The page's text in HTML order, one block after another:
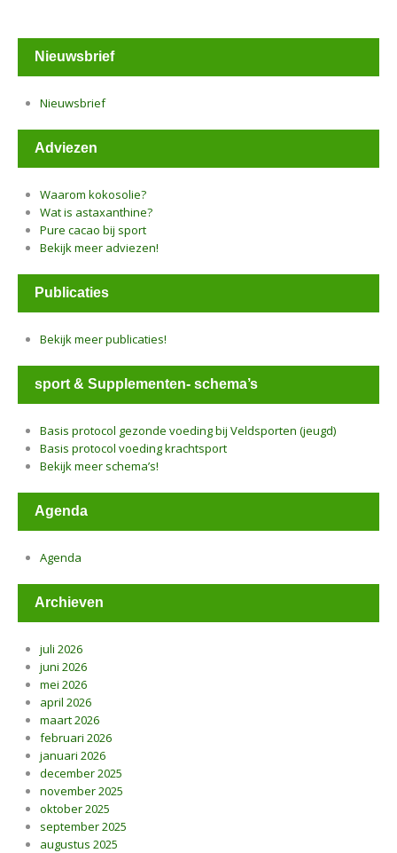
Nieuwsbrief
Nieuwsbrief
Adviezen
Waarom kokosolie?
Wat is astaxanthine?
Pure cacao bij sport
Bekijk meer adviezen!
Publicaties
Bekijk meer publicaties!
sport & Supplementen- schema’s
Basis protocol gezonde voeding bij Veldsporten (jeugd)
Basis protocol voeding krachtsport
Bekijk meer schema’s!
Agenda
Agenda
Archieven
juli 2026
juni 2026
mei 2026
april 2026
maart 2026
februari 2026
januari 2026
december 2025
november 2025
oktober 2025
september 2025
augustus 2025